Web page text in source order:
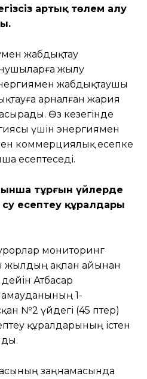
артық төлем алу
жабдықтау
жылу
жабдықтаушы
арналған жария
Өз кезегінде
үшін энергиямен
коммерциялық есепке
есептеседі.
тұрғын үйлерде
есептеу құралдары
мониторинг
жылдың ақпан айынан
дейін Атбасар
1-
№2 үйдегі (45 пәтер)
құралдарының істен
заңнамасында